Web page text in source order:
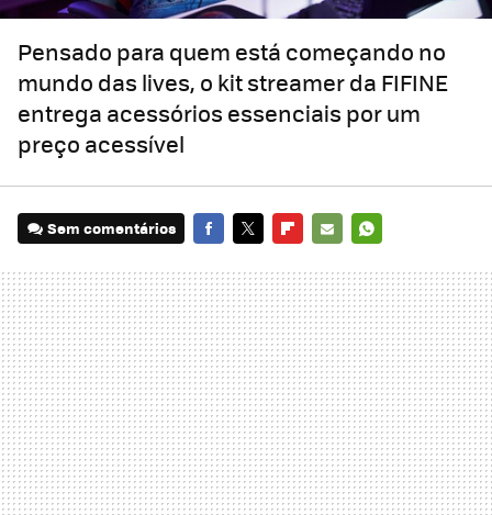
Pensado para quem está começando no
mundo das lives, o kit streamer da FIFINE
entrega acessórios essenciais por um
preço acessível
Sem comentários
MAIL